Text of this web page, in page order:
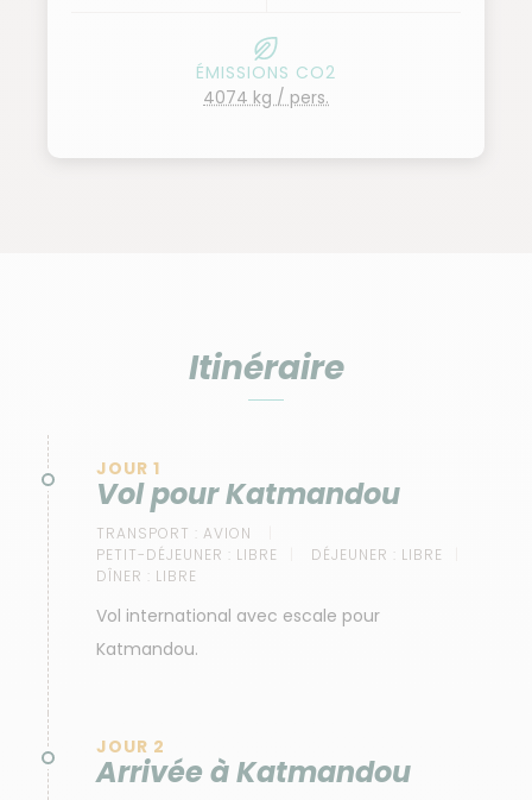
les plus hautes montagnes de la planète se
découvrent et nous offre un spectacle
souvenir inoubliable !
ÉMISSIONS CO2
4074 kg / pers.
Itinéraire
JOUR 1
Vol pour Katmandou
TRANSPORT : AVION
PETIT-DÉJEUNER : LIBRE DÉJEUNER : LIBRE
DÎNER : LIBRE
Vol international avec escale pour
Katmandou.
JOUR 2
Arrivée à Katmandou